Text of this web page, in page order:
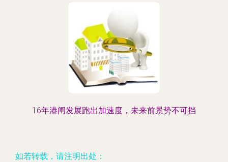
16年港闸发展跑出加速度，未来前景势不可挡
如若转载，请注明出处：